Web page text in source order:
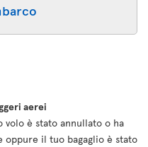
aerei
è stato annullato o ha
il tuo bagaglio è stato